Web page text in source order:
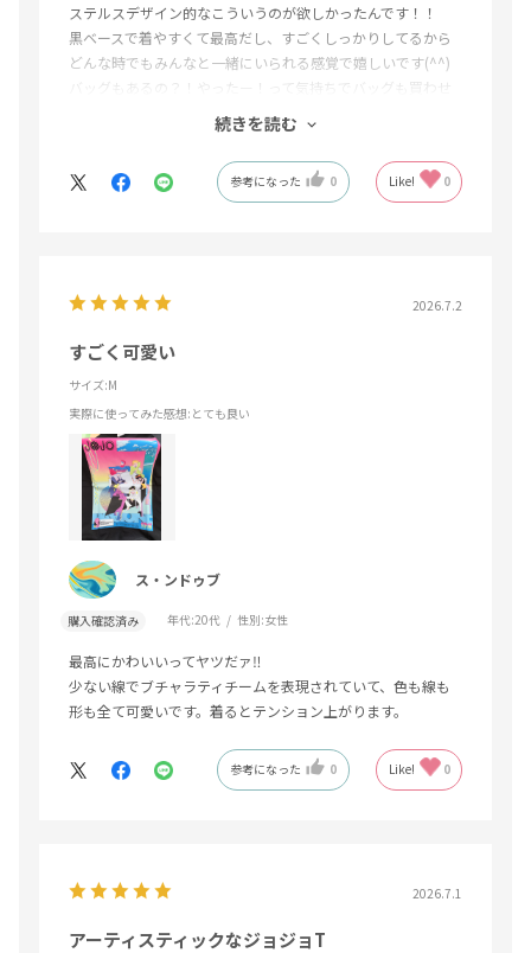
ステルスデザイン的なこういうのが欲しかったんです！！
黒ベースで着やすくて最高だし、すごくしっかりしてるから
どんな時でもみんなと一緒にいられる感覚で嬉しいです(^^)
バッグもあるの？！やったー！って気持ちでバッグも買わせ
届いた時とても嬉しかったです。
続きを読む
参考になった 0 Like! 0
2026.7.2
すごく可愛い
サイズ:M
実際に使ってみた感想:とても良い
ス・ンドゥブ
購入確認済み 年代:20代 性別:女性
最高にかわいいってヤツだァ‼️
少ない線でブチャラティチームを表現されていて、色も線も
形も全て可愛いです。着るとテンション上がります。
参考になった 0 Like! 0
2026.7.1
アーティスティックなジョジョT